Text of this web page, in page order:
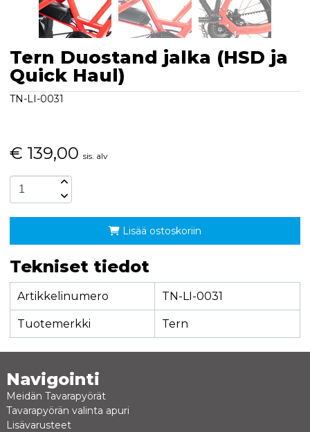
Tern Duostand jalka (HSD ja
Quick Haul)
TN-LI-0031
€ 139,00 sis. alv
Lisää ostoskoriin
Tekniset tiedot
Artikkelinumero TN-LI-0031
Tuotemerkki Tern
Navigointi
Meidän Tavarapyörät
Tavarapyörän valinta apuri
Lisävarusteet